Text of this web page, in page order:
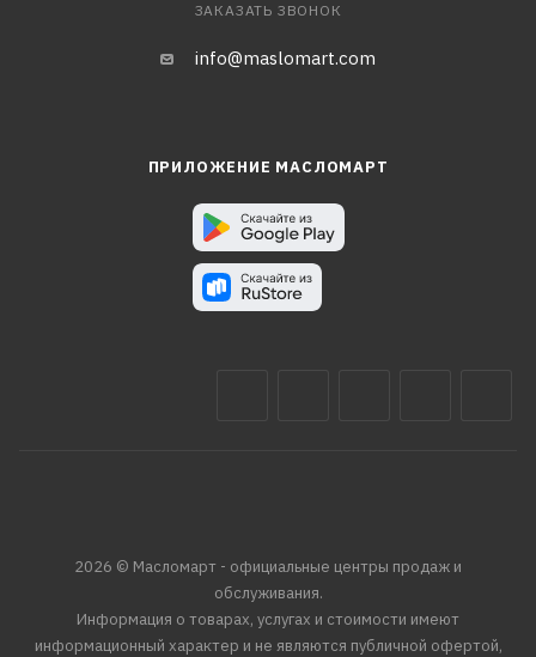
ЗАКАЗАТЬ ЗВОНОК
info@maslomart.com
ПРИЛОЖЕНИЕ МАСЛОМАРТ
2026 © Масломарт - официальные центры продаж и
обслуживания.
Информация о товарах, услугах и стоимости имеют
информационный характер и не являются публичной офертой,